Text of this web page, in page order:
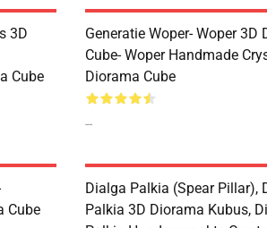
3D
Cube
Generatie Woper- Woper 3D
Cube- Woper Handmade
Diorama Cube
--
Cube
Dialga Palkia (Spear Pillar),
Palkia 3D Diorama Kubus,